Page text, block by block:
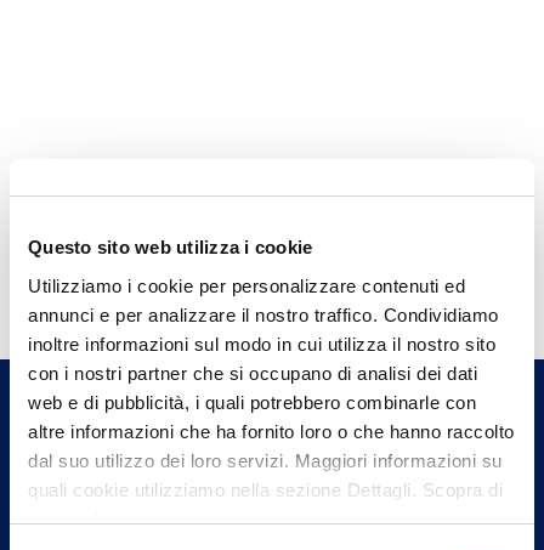
Questo sito web utilizza i cookie
Utilizziamo i cookie per personalizzare contenuti ed
annunci e per analizzare il nostro traffico. Condividiamo
inoltre informazioni sul modo in cui utilizza il nostro sito
con i nostri partner che si occupano di analisi dei dati
web e di pubblicità, i quali potrebbero combinarle con
altre informazioni che ha fornito loro o che hanno raccolto
dal suo utilizzo dei loro servizi. Maggiori informazioni su
quali cookie utilizziamo nella sezione Dettagli. Scopra di
più su chi siamo, come può contattarci e come trattiamo i
Hai bisogno di
informazioni?
Trova l'Agenzia più vicina a te e parla con
un nostro Agente.
Contattaci